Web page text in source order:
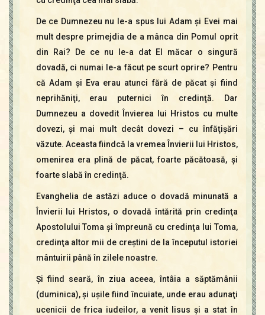
De ce Dumnezeu nu le-a spus lui Adam şi Evei mai
mult despre primejdia de a mânca din Pomul oprit
din Rai? De ce nu le-a dat El măcar o singură
dovadă, ci numai le-a făcut pe scurt oprire? Pentru
că Adam şi Eva erau atunci fără de păcat şi fiind
neprihăniţi, erau puternici în credinţă. Dar
Dumnezeu a dovedit Învierea lui Hristos cu multe
dovezi, şi mai mult decât dovezi – cu înfăţişări
văzute. Aceasta fiindcă la vremea Învierii lui Hristos,
omenirea era plină de păcat, foarte păcătoasă, şi
foarte slabă în credinţă.
Evanghelia de astăzi aduce o dovadă minunată a
Învierii lui Hristos, o dovadă întărită prin credinţa
Apostolului Toma şi împreună cu credinţa lui Toma,
credinţa altor mii de creştini de la începutul istoriei
mântuirii până în zilele noastre.
Şi fiind seară, în ziua aceea, întâia a săptămânii
(duminica), şi uşile fiind încuiate, unde erau adunaţi
ucenicii de frica iudeilor, a venit Iisus şi a stat în